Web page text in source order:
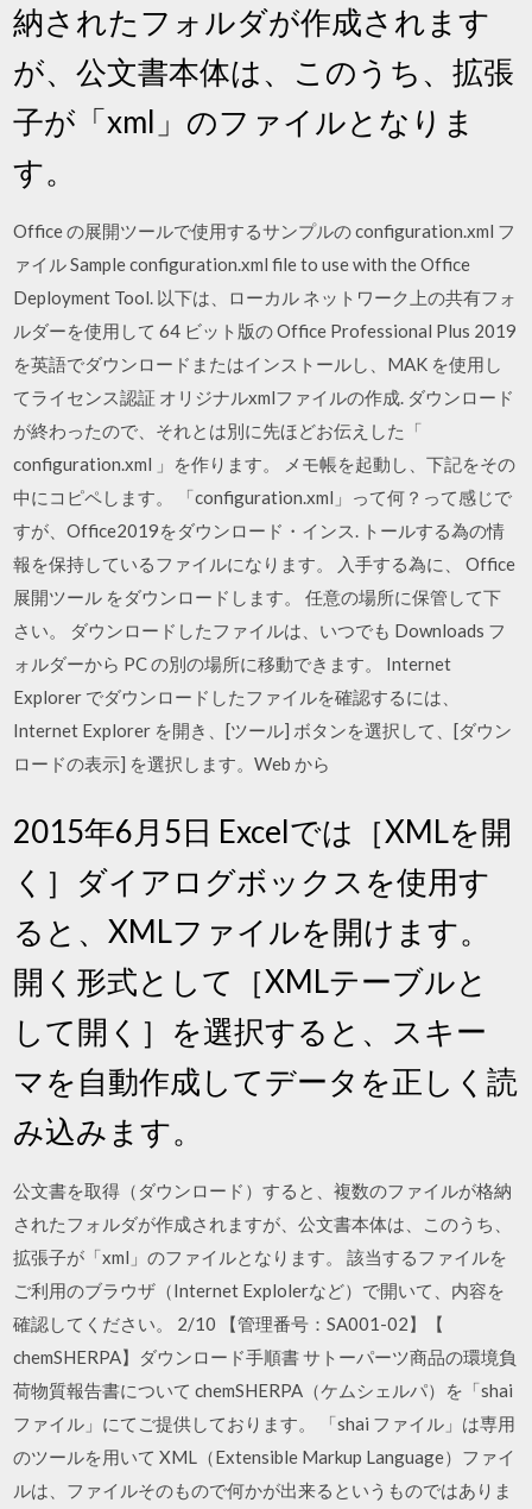
納されたフォルダが作成されます
が、公文書本体は、このうち、拡張
子が「xml」のファイルとなりま
す。
Office の展開ツールで使用するサンプルの configuration.xml フ
ァイル Sample configuration.xml file to use with the Office
Deployment Tool. 以下は、ローカル ネットワーク上の共有フォ
ルダーを使用して 64 ビット版の Office Professional Plus 2019
を英語でダウンロードまたはインストールし、MAK を使用し
てライセンス認証 オリジナルxmlファイルの作成. ダウンロード
が終わったので、それとは別に先ほどお伝えした「
configuration.xml 」を作ります。 メモ帳を起動し、下記をその
中にコピペします。
「configuration.xml」って何？って感じで
すが、Office2019をダウンロード・インス. トールする為の情
報を保持しているファイルになります。 入手する為に、 Office
展開ツール をダウンロードします。 任意の場所に保管して下
さい。 ダウンロードしたファイルは、いつでも Downloads フ
ォルダーから PC の別の場所に移動できます。 Internet
Explorer でダウンロードしたファイルを確認するには、
Internet Explorer を開き、[ツール] ボタンを選択して、[ダウン
ロードの表示] を選択します。Web から
2015年6月5日 Excelでは［XMLを開
く］ダイアログボックスを使用す
ると、XMLファイルを開けます。
開く形式として［XMLテーブルと
して開く］を選択すると、スキー
マを自動作成してデータを正しく読
み込みます。
公文書を取得（ダウンロード）すると、複数のファイルが格納
されたフォルダが作成されますが、公文書本体は、このうち、
拡張子が「xml」のファイルとなります。 該当するファイルを
ご利用のブラウザ（Internet Explolerなど）で開いて、内容を
確認してください。 2/10 【管理番号：SA001-02】【
chemSHERPA】ダウンロード手順書 サトーパーツ商品の環境負
荷物質報告書について chemSHERPA（ケムシェルパ）を「shai
ファイル」にてご提供しております。 「shai ファイル」は専用
のツールを用いて XML（Extensible Markup Language）ファイ
ルは、ファイルそのもので何かが出来るというものではありま